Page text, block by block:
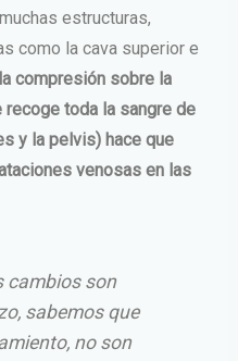
estructuras,
como la cava superior e
la compresión sobre la
recoge toda la sangre de
y la pelvis) hace que
venosas en las
cambios son
sabemos que
no son